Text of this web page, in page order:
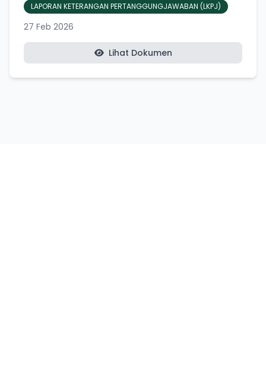
LAPORAN KETERANGAN PERTANGGUNGJAWABAN (LKPJ)
27 Feb 2026
Lihat Dokumen